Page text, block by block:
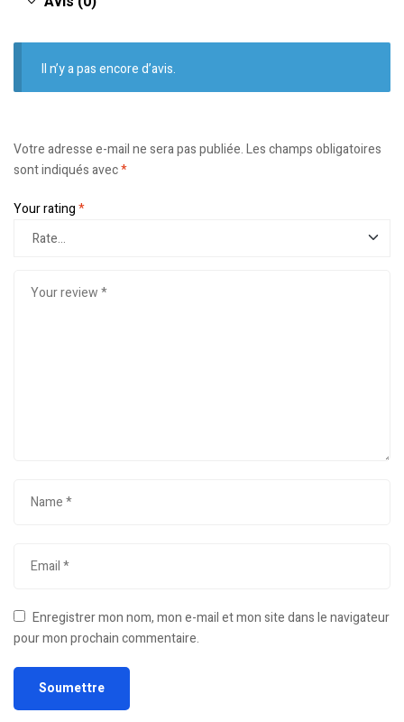
Il n’y a pas encore d’avis.
Votre adresse e-mail ne sera pas publiée.Les champs obligatoires
sont indiqués avec*
Your rating*
Enregistrer mon nom, mon e-mail et mon site dans le navigateur
pour mon prochain commentaire.